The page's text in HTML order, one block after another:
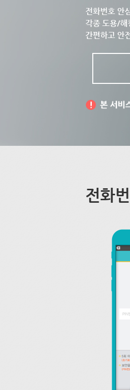
전화번호 안
각종 도용/해
간편하고 안
전화